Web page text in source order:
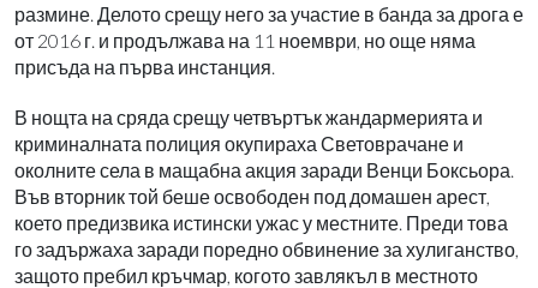
размине. Делото срещу него за участие в банда за дрога е
от 2016 г. и продължава на 11 ноември, но още няма
присъда на първа инстанция.
В нощта на сряда срещу четвъртък жандармерията и
криминалната полиция окупираха Световрачане и
околните села в мащабна акция заради Венци Боксьора.
Във вторник той беше освободен под домашен арест,
което предизвика истински ужас у местните. Преди това
го задържаха заради поредно обвинение за хулиганство,
защото пребил кръчмар, когото завлякъл в местното